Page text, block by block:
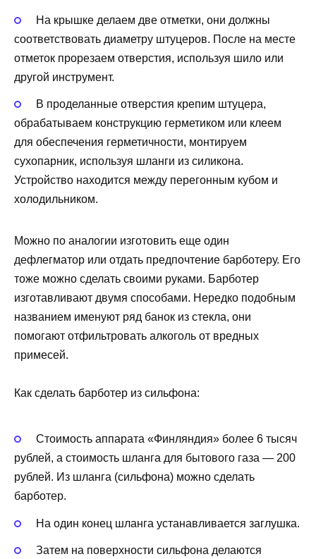
На крышке делаем две отметки, они должны
соответствовать диаметру штуцеров. После на месте
отметок прорезаем отверстия, используя шило или
другой инструмент.
В проделанные отверстия крепим штуцера,
обрабатываем конструкцию герметиком или клеем
для обеспечения герметичности, монтируем
сухопарник, используя шланги из силикона.
Устройство находится между перегонным кубом и
холодильником.
Можно по аналогии изготовить еще один
дефлегматор или отдать предпочтение барботеру. Его
тоже можно сделать своими руками. Барботер
изготавливают двумя способами. Нередко подобным
названием именуют ряд банок из стекла, они
помогают отфильтровать алкоголь от вредных
примесей.
Как сделать барботер из сильфона:
Стоимость аппарата «Финляндия» более 6 тысяч
рублей, а стоимость шланга для бытового газа — 200
рублей. Из шланга (сильфона) можно сделать
барботер.
На один конец шланга устанавливается заглушка.
Затем на поверхности сильфона делаются